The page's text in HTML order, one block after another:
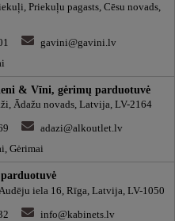
Priekuļu pagasts, Cēsu novads,
gavini@gavini.lv
& Vīni, gėrimų parduotuvė
Ādažu novads, Latvija, LV-2164
adazi@alkoutlet.lv
Gėrimai
iela 16, Rīga, Latvija, LV-1050
info@kabinets.lv